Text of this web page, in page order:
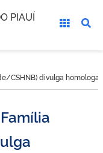
PIAUÍ
CSHNB) divulga